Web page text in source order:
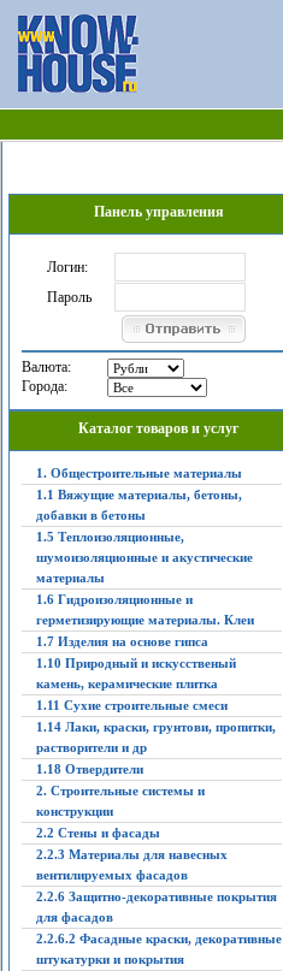
Панель управления
Логин:
Пароль
Валюта:
Города:
Каталог товаров и услуг
1. Общестроительные материалы
1.1 Вяжущие материалы, бетоны,
добавки в бетоны
1.5 Теплоизоляционные,
шумоизоляционные и акустические
материалы
1.6 Гидроизоляционные и
герметизирующие материалы. Клеи
1.7 Изделия на основе гипса
1.10 Природный и искусственый
камень, керамические плитка
1.11 Сухие строительные смеси
1.14 Лаки, краски, грунтови, пропитки,
растворители и др
1.18 Отвердители
2. Строительные системы и
конструкции
2.2 Стены и фасады
2.2.3 Материалы для навесных
вентилируемых фасадов
2.2.6 Защитно-декоративные покрытия
для фасадов
2.2.6.2 Фасадные краски, декоративные
штукатурки и покрытия